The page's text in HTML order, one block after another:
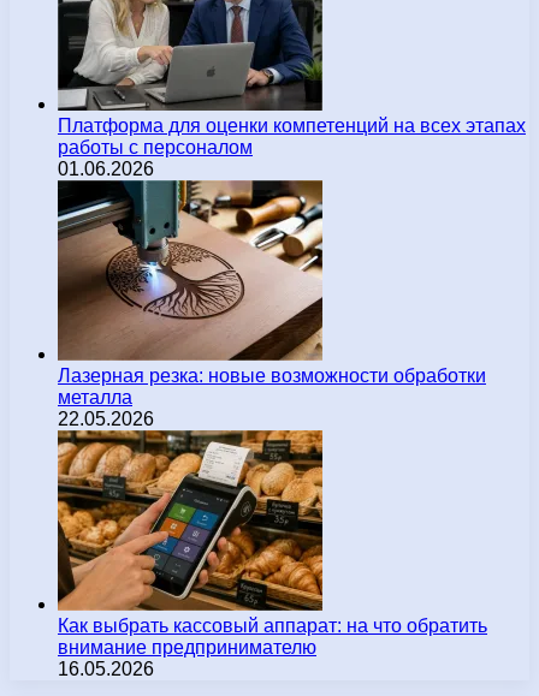
Платформа для оценки компетенций на всех этапах
работы с персоналом
01.06.2026
Лазерная резка: новые возможности обработки
металла
22.05.2026
Как выбрать кассовый аппарат: на что обратить
внимание предпринимателю
16.05.2026